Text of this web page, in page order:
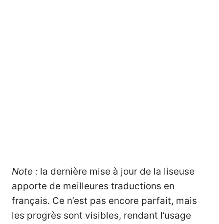
Note : la dernière mise à jour de la liseuse
apporte de meilleures traductions en
français. Ce n’est pas encore parfait, mais
les progrès sont visibles, rendant l’usage